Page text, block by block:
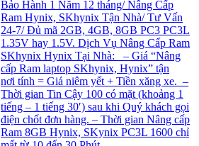
Bảo Hành 1 Năm 12 tháng/ Nâng Cấp
Ram Hynix, SKhynix Tận Nhà/ Tư Vấn
24-7/ Đủ mã 2GB, 4GB, 8GB PC3 PC3L
1.35V hay 1.5V. Dịch Vụ Nâng Cấp Ram
SKhynix Hynix Tại Nhà: – Giá “Nâng
cấp Ram laptop SKhynix, Hynix” tận
nơi tính = Giá niêm yết + Tiền xăng xe. –
Thời gian Tin Cậy 100 có mặt (khoảng 1
tiếng – 1 tiếng 30′) sau khi Quý khách gọi
điện chốt đơn hàng. – Thời gian Nâng cấp
Ram 8GB Hynix, SKynix PC3L 1600 chỉ